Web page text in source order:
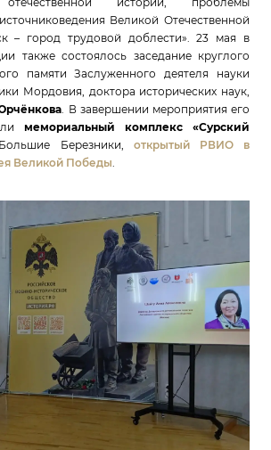
Великой Отечественной
– город трудовой доблести». 23 мая в
также состоялось заседание круглого
памяти Заслуженного деятеля науки
Мордовия, доктора исторических наук,
. В завершении мероприятия его
мемориальный комплекс «Сурский
Березники, открытый РВИО в
Великой Победы.